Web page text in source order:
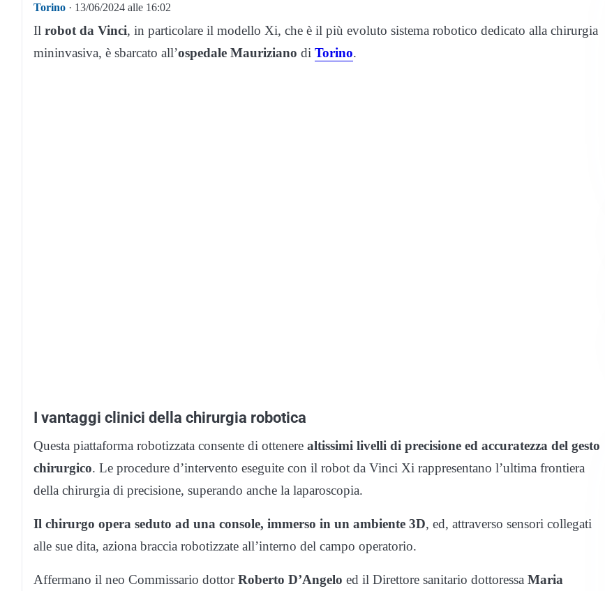
Torino · 13/06/2024 alle 16:02
Il robot da Vinci, in particolare il modello Xi, che è il più evoluto sistema robotico dedicato alla chirurgia
mininvasiva, è sbarcato all’ospedale Mauriziano di Torino.
I vantaggi clinici della chirurgia robotica
Questa piattaforma robotizzata consente di ottenere altissimi livelli di precisione ed accuratezza del gesto
chirurgico. Le procedure d’intervento eseguite con il robot da Vinci Xi rappresentano l’ultima frontiera
della chirurgia di precisione, superando anche la laparoscopia.
Il chirurgo opera seduto ad una console, immerso in un ambiente 3D, ed, attraverso sensori collegati
alle sue dita, aziona braccia robotizzate all’interno del campo operatorio.
Affermano il neo Commissario dottorRoberto D’Angelo ed il Direttore sanitario dottoressa Maria